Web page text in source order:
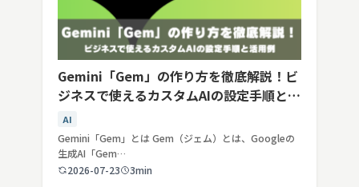
Gemini「Gem」の作り方を徹底解説！ビ
ジネスで使えるカスタムAIの設定手順と活
用例
AI
Gemini「Gem」とは Gem（ジェム）とは、Googleの
生成AI「Gem…
2026-07-23
3min